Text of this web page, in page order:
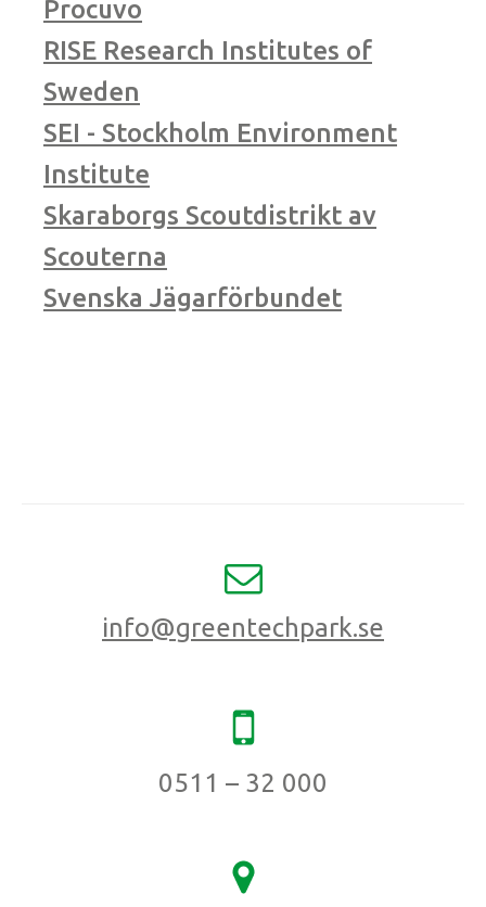
Procuvo
RISE Research Institutes of
Sweden
SEI - Stockholm Environment
Institute
Skaraborgs Scoutdistrikt av
Scouterna
Svenska Jägarförbundet
info@greentechpark.se
0511 – 32 000